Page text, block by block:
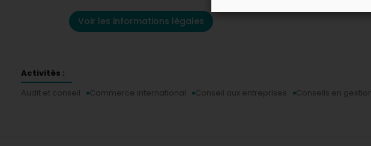
Voir les informations légales
Activités :
Audit et conseil
Commerce international Conseil aux entreprises Conseils en